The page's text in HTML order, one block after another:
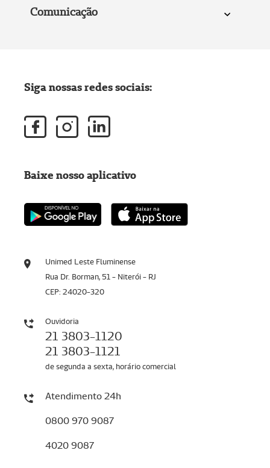
Comunicação
Unimed Leste Fluminense
Rua Dr. Borman, 51 - Niterói - RJ
CEP: 24020-320
Ouvidoria
21 3803-1120
21 3803-1121
de segunda a sexta, horário comercial
Atendimento 24h
0800 970 9087
4020 9087
Siga nossas redes sociais:
Baixe nosso aplicativo